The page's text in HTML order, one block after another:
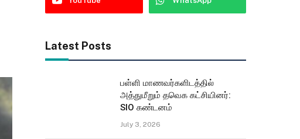
Latest Posts
பள்ளி மாணவர்களிடத்தில்
அத்துமீறும் தவெக கட்சியினர்:
SIO கண்டனம்
July 3, 2026